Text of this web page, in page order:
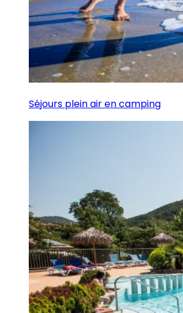
Séjours plein air en camping